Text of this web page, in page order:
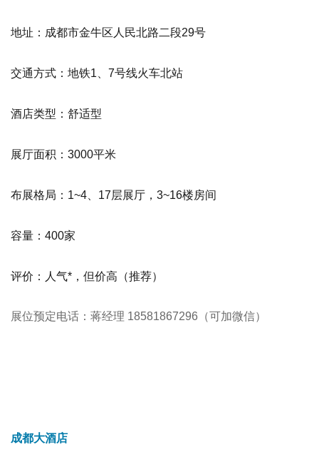
地址：成都市金牛区人民北路二段29号
交通方式：地铁1、7号线火车北站
酒店类型：舒适型
展厅面积：3000平米
布展格局：1~4、17层展厅，3~16楼房间
容量：400家
评价：人气*，但价高 （推荐）
展位预定电话：蒋经理 18581867296（可加微信）
成都大酒店